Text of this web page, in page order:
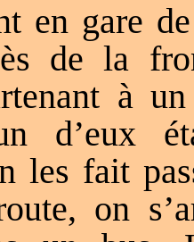
en gare
de la
à
d’eux
les fait
on